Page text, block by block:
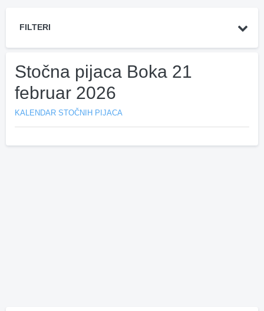
FILTERI
Stočna pijaca Boka 21
februar 2026
KALENDAR STOČNIH PIJACA